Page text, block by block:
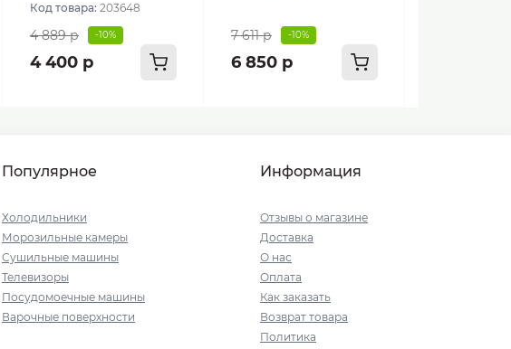
Код товара: 203648
4 889 р -10%
4 400 р
7 611 р -10%
6 850 р
Популярное
Холодильники
Морозильные камеры
Сушильные машины
Телевизоры
Посудомоечные машины
Варочные поверхности
Информация
Отзывы о магазине
Доставка
О нас
Оплата
Как заказать
Возврат товара
Политика